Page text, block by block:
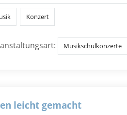
Konzert
Musikschulkonzerte
leicht gemacht